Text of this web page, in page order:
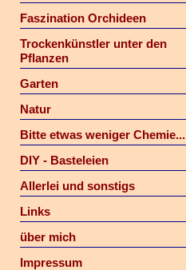
Faszination Orchideen
Trockenkünstler unter den
Pflanzen
Garten
Natur
Bitte etwas weniger Chemie...
DIY - Basteleien
Allerlei und sonstigs
Links
über mich
Impressum